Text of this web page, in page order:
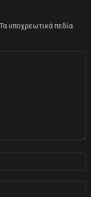
Τα υποχρεωτικά πεδία